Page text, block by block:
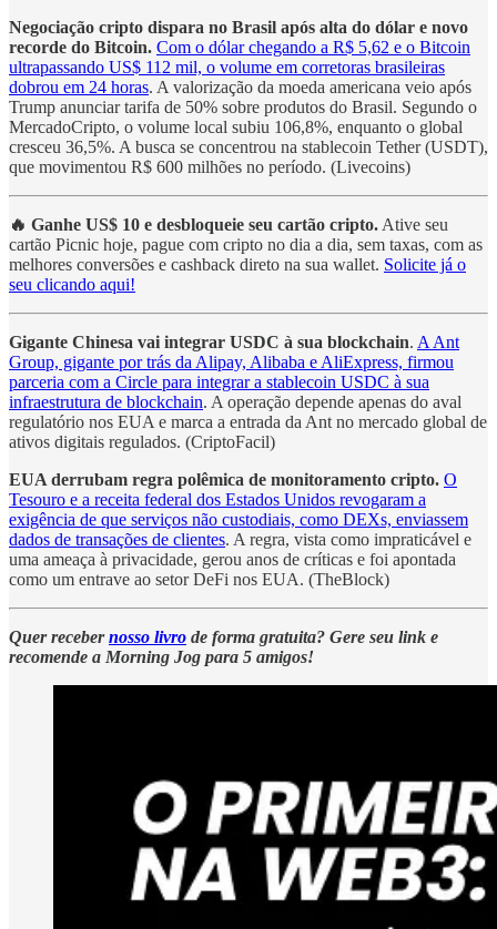
Negociação cripto dispara no Brasil após alta do dólar e novo
recorde do Bitcoin. Com o dólar chegando a R$ 5,62 e o Bitcoin
ultrapassando US$ 112 mil, o volume em corretoras brasileiras
dobrou em 24 horas. A valorização da moeda americana veio após
Trump anunciar tarifa de 50% sobre produtos do Brasil. Segundo o
MercadoCripto, o volume local subiu 106,8%, enquanto o global
cresceu 36,5%. A busca se concentrou na stablecoin Tether (USDT),
que movimentou R$ 600 milhões no período. (Livecoins)
🔥 Ganhe US$ 10 e desbloqueie seu cartão cripto. Ative seu
cartão Picnic hoje, pague com cripto no dia a dia, sem taxas, com as
melhores conversões e cashback direto na sua wallet. Solicite já o
seu clicando aqui!
Gigante Chinesa vai integrar USDC à sua blockchain. A Ant
Group, gigante por trás da Alipay, Alibaba e AliExpress, firmou
parceria com a Circle para integrar a stablecoin USDC à sua
infraestrutura de blockchain. A operação depende apenas do aval
regulatório nos EUA e marca a entrada da Ant no mercado global de
ativos digitais regulados. (CriptoFacil)
EUA derrubam regra polêmica de monitoramento cripto. O
Tesouro e a receita federal dos Estados Unidos revogaram a
exigência de que serviços não custodiais, como DEXs, enviassem
dados de transações de clientes. A regra, vista como impraticável e
uma ameaça à privacidade, gerou anos de críticas e foi apontada
como um entrave ao setor DeFi nos EUA. (TheBlock)
Quer recebernosso livro de forma gratuita? Gere seu link e
recomende a Morning Jog para 5 amigos!